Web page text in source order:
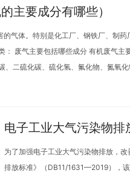
主要成分有哪些）
气体。特别是化工厂、钢铁厂、制
： 废气主要包括哪些成分 有机废气
、二硫化碳、硫化氢、氟化物、氮氧
电子工业大气污染物排
为了加强电子工业大气污染物排放，
排放标准》（DB11/1631—2019），